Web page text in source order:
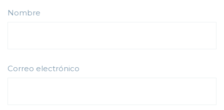
Nombre
Correo electrónico